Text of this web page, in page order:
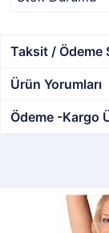
Taksit / Ödeme
Ürün Yorumları
Ödeme -Kargo